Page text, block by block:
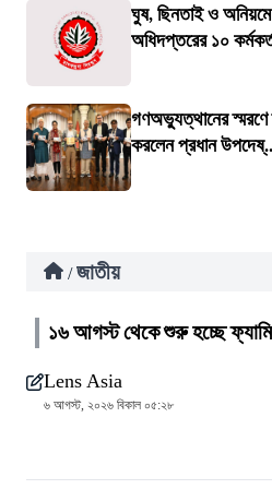
ঘুষ, ছিনতাই ও
অধিদপ্তরের ১০
গণঅভ্যুত্থানের স্মরণে
করলেন প্রধান
/ জাতীয়
১৬ আগস্ট থেকে শুরু হচ্ছে
Lens Asia
৬ আগস্ট, ২০২৬ বিকাল ০৫:২৮